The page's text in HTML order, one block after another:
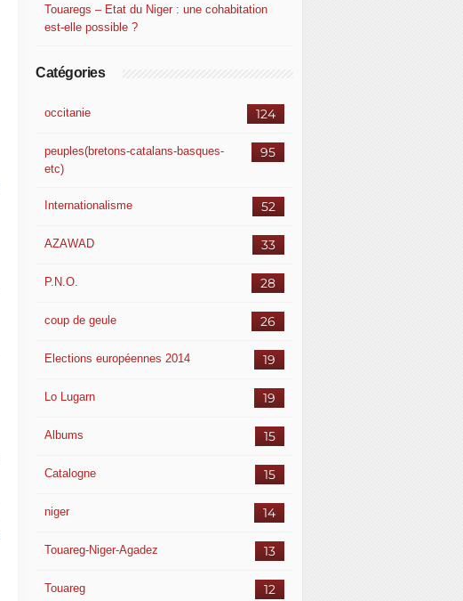
Touaregs – Etat du Niger : une cohabitation
est-elle possible ?
Catégories
124
occitanie
95
peuples(bretons-catalans-basques-
etc)
52
Internationalisme
33
AZAWAD
28
P.N.O.
26
coup de geule
19
Elections européennes 2014
19
Lo Lugarn
15
Albums
15
Catalogne
14
niger
13
Touareg-Niger-Agadez
12
Touareg